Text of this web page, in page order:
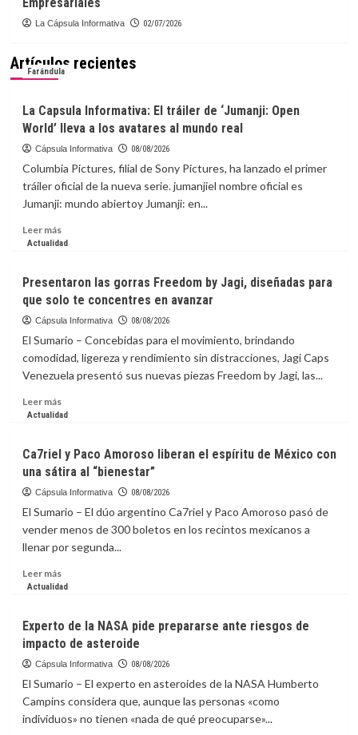
La Cápsula Informativa 02/07/2026
Artículos recientes
Farándula
La Capsula Informativa: El tráiler de ‘Jumanji: Open
World’ lleva a los avatares al mundo real
Cápsula Informativa 08/08/2026
Columbia Pictures, filial de Sony Pictures, ha lanzado el primer
tráiler oficial de la nueva serie. jumanjiel nombre oficial es
Jumanji: mundo abiertoy Jumanji: en...
Leer másLeer
más
Capsula
Informativa:
El
de
‘Jumanji:
Open
lleva
avatares
al
Actualidad
Presentaron las gorras Freedom by Jagi, diseñadas para
que solo te concentres en avanzar
Cápsula Informativa 08/08/2026
El Sumario – Concebidas para el movimiento, brindando
comodidad, ligereza y rendimiento sin distracciones, Jagi Caps
Venezuela presentó sus nuevas piezas Freedom by Jagi, las...
Leer másLeer
más
las
gorras
Freedom
Jagi,
diseñadas
para
solo
en
avanzar
Actualidad
Ca7riel y Paco Amoroso liberan el espíritu de México con
una sátira al “bienestar”
Cápsula Informativa 08/08/2026
El Sumario – El dúo argentino Ca7riel y Paco Amoroso pasó de
vender menos de 300 boletos en los recintos mexicanos a
llenar por segunda...
Leer másLeer
más
y
Paco
Amoroso
el
espíritu
de
Actualidad
Experto de la NASA pide prepararse ante riesgos de
impacto de asteroide
Cápsula Informativa 08/08/2026
El Sumario – El experto en asteroides de la NASA Humberto
Campins considera que, aunque las personas «como
individuos» no tienen «nada de qué preocuparse»...